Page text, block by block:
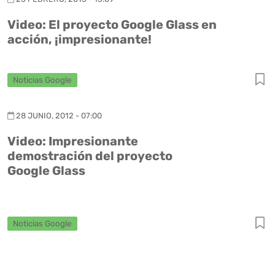
Video: El proyecto Google Glass en
acción, ¡impresionante!
Noticias Google
28 JUNIO, 2012 - 07:00
Video: Impresionante
demostración del proyecto
Google Glass
Noticias Google